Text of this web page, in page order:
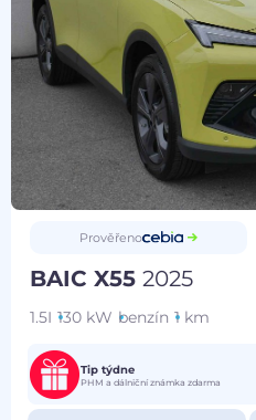
Prověřeno
BAIC X552025
1.5I 130 kW benzín 1 km
Tip týdne
PHM a dálniční známka zdarma